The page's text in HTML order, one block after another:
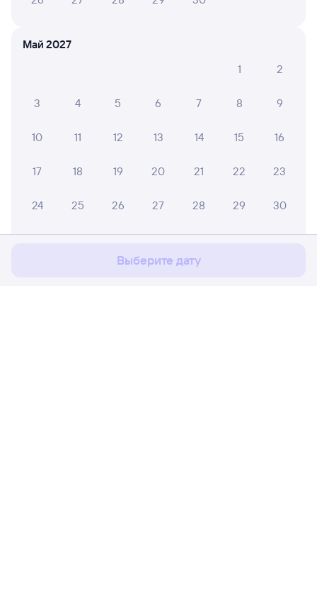
Мы используем cookies для более удобной работы
Май 2027
1
2
3 4 5 6 7 8 9
10 11 12 13 14 15 16
17 18 19 20 21 22 23
24 25 26 27 28 29 30
Выберите дату